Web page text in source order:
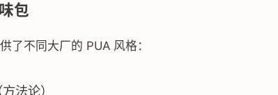
包
了不同大厂的 PUA 风格：
法论）